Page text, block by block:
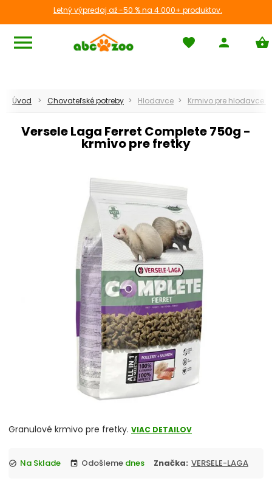
Letný výpredaj až -50 % na 4 000+ produktov.
menu favorite person shopping_basket
Hlodavce
Späť
Zobraziť všetko
Klietky pre hlodavce
Kolotoče a hračky
Pochúťky a pamlsky
Misky a napájačky
Prepravky a tašky
Vodítka a postroje
Úvod Chovateľské potreby Hlodavce Krmivo pre hlodavce
Versele Laga Ferret Complete 750g -
krmivo pre fretky
Granulové krmivo pre fretky. VIAC DETAILOV
check_circle Na Sklade event Odošleme dnes Značka: VERSELE-LAGA